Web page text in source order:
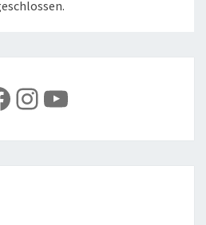
Instagram
YouTube